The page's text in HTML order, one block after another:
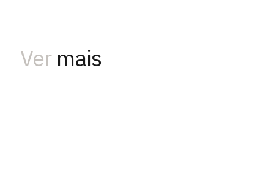
Ver mais